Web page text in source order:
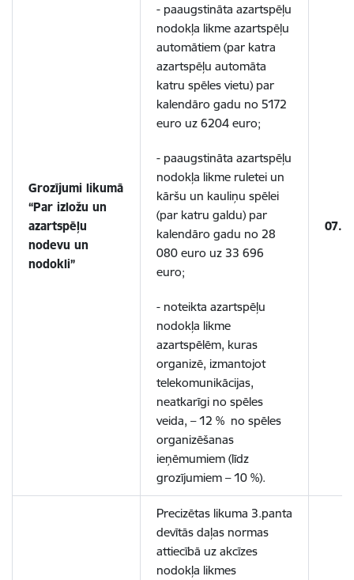
Grozījumi likumā
“Par izložu un
azartspēļu
nodevu un
nodokli”
- paaugstināta azartspēļu
nodokļa likme azartspēļu
automātiem (par katra
azartspēļu automāta
katru spēles vietu) par
kalendāro gadu no 5172
euro uz 6204 euro;
- paaugstināta azartspēļu
nodokļa likme ruletei un
kāršu un kauliņu spēlei
(par katru galdu) par
kalendāro gadu no 28
080 euro uz 33 696
euro;
- noteikta azartspēļu
nodokļa likme
azartspēlēm, kuras
organizē, izmantojot
telekomunikācijas,
neatkarīgi no spēles
veida, – 12 % no spēles
organizēšanas
ieņēmumiem (līdz
grozījumiem – 10 %).
Precizētas likuma 3.panta
devītās daļas normas
attiecībā uz akcīzes
nodokļa likmes